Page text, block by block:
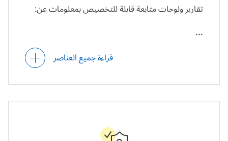
تقارير ولوحات متابعة قابلة للتخصيص بمعلومات عن:
المبالغ المدفوعة والمستحقة والمتأخرة،
والخصومات المُطبَّقة (حسب الفترة الزمنية،
قراءة جميع العناصر